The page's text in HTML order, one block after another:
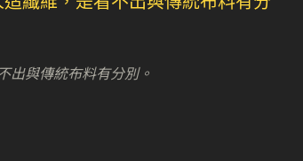
出與傳統布料有分別。